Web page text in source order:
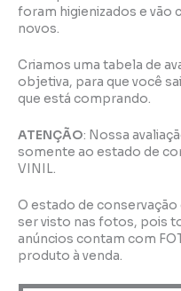
foram higienizados e vão
novos.
Criamos uma tabela de
objetiva, para que você
que está comprando.
ATENÇÃO: Nossa
somente ao estado de
VINIL.
O estado de conservação
ser visto nas fotos, pois
anúncios contam com
produto à venda.